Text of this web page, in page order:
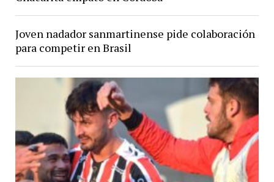
Joven nadador sanmartinense pide colaboración
para competir en Brasil